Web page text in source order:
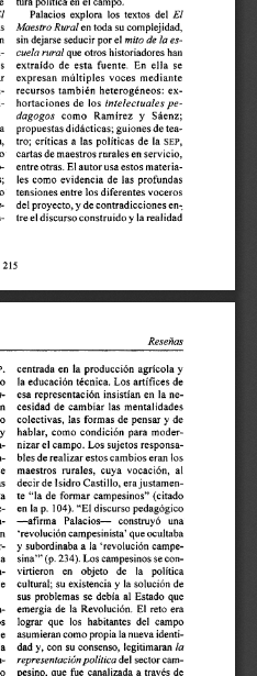
Palacios explora los textos  del El
Maestro Rural en toda su complejidad,
sin dejarse seducir por el mito de la es-
cuela rural que otros historiadores han
extraído de esta fuente. En ella se
expresan  múltiples voces mediante
recursos  también heterogéneos: ex-
hortaciones de los intelectuales pe-
dagogos como Ramírez y
Saenz;
propuestas didácticas; guiones de tea-
tro; criticas a  las políticas de la SEP,
cartas de maestros rurales en servicio,
entre otras. El autor usa estos materia-
les como evidencia de las profundas
tensiones entre los diferentes voceros
del proyecto, y de contradicciones en:
tre el discurso construido y la realidad
Reseñar
centrada en la producción agrícola y
la  educación técnica. Los artífices de
esa representación insistían en la ne-
cesidad de cambiar las mentalidades
colectivas, las formas de pensar y  de
hablar, como condición  para moder-
nizar el campo. Los sujetos responsa-
bles de realizar estos cambios eran los
maestros  rurales,  cuya vocación,
al
decir de Isidro Castillo, era justamen-
te "la de formar campesinos" (citado
en la  p. 104). "El discurso pedagógico
-afirma
Palacios- construyó
una
'revolución  campesinista' que ocultaba
y subordinaba  a la 'revolución  campe-
sina"' (p. 234). Los campesinos se con-
virtieron   en
objeto de la
política
cultural;  su existencia y  la  solución de
sus problemas se debía  al  Estado que
emergía de la Revolución. El reto era
lograr  que  los  habitantes  del campo
asumieran como propia la nueva identi-
dad y, con su consenso,  legitimaran la
representaciónpolítica del sector cam-
pesino, que fue canalizada  a través de